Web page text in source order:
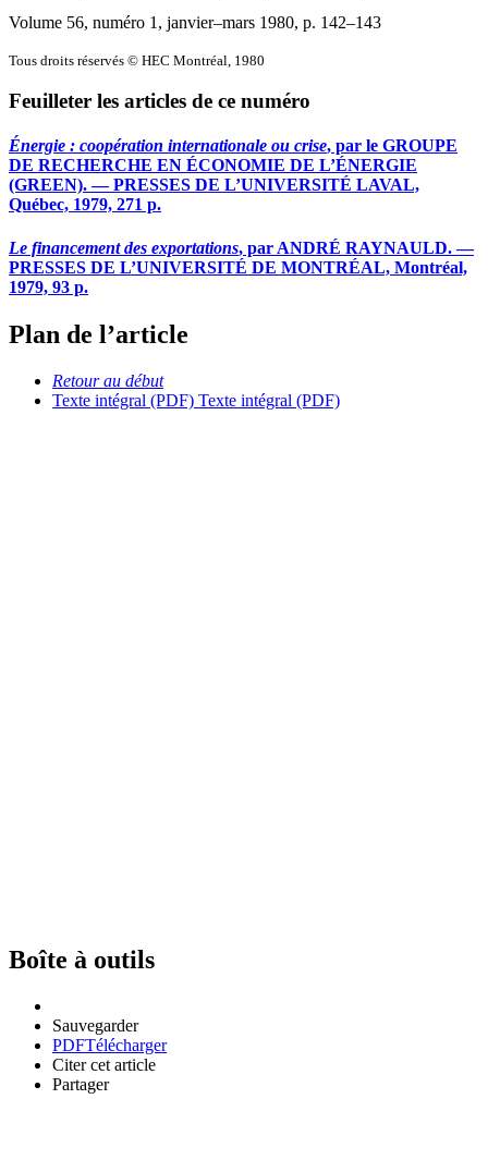
Volume 56, numéro 1, janvier–mars 1980, p. 142–143
Tous droits réservés © HEC Montréal, 1980
Feuilleter les articles de ce numéro
Énergie : coopération internationale ou crise, par le GROUPE
DE RECHERCHE EN ÉCONOMIE DE L’ÉNERGIE
(GREEN). — PRESSES DE L’UNIVERSITÉ LAVAL,
Québec, 1979, 271 p.
Le financement des exportations, par ANDRÉ RAYNAULD. —
PRESSES DE L’UNIVERSITÉ DE MONTRÉAL, Montréal,
1979, 93 p.
Plan de l’article
Retour au début
Texte intégral (PDF) Texte intégral (PDF)
Boîte à outils
Sauvegarder
PDFTélécharger
Citer cet article
Partager